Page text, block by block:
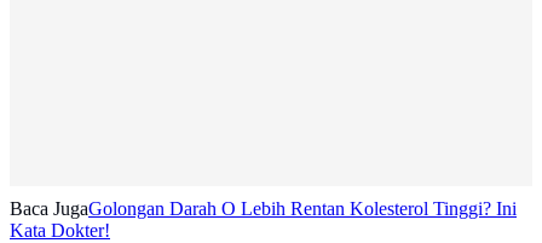
Baca JugaGolongan Darah O Lebih Rentan Kolesterol Tinggi? Ini
Kata Dokter!